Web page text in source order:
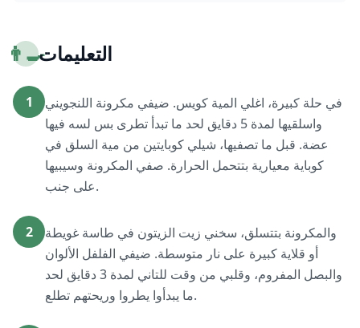
👨‍🍳التعليمات
1
في حلة كبيرة، اغلي المية كويس. ضيفي مكرونة اللنجويني
واسلقيها لمدة 5 دقايق لحد ما تبدأ تطرى بس لسه فيها
عضة. قبل ما تصفيها، شيلي كوبايتين من مية السلق في
كوباية معيارية بتتحمل الحرارة. صفي المكرونة وسيبيها
على جنب.
2
والمكرونة بتتسلق، سخني زيت الزيتون في طاسة غويطة
أو قلاية كبيرة على نار متوسطة. ضيفي الفلفل الألوان
والبصل المفروم، وقلبي من وقت للتاني لمدة 3 دقايق لحد
ما يبدأوا يطروا وريحتهم تطلع.